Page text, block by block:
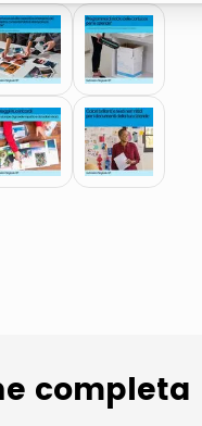
completa